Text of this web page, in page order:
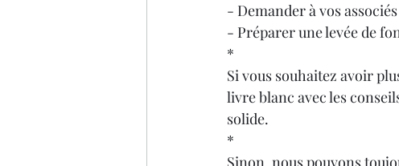
- Demander à vos
- Préparer une levée de
*
Si vous souhaitez avoir
livre blanc avec les
solide.
*
Sinon, nous pouvons